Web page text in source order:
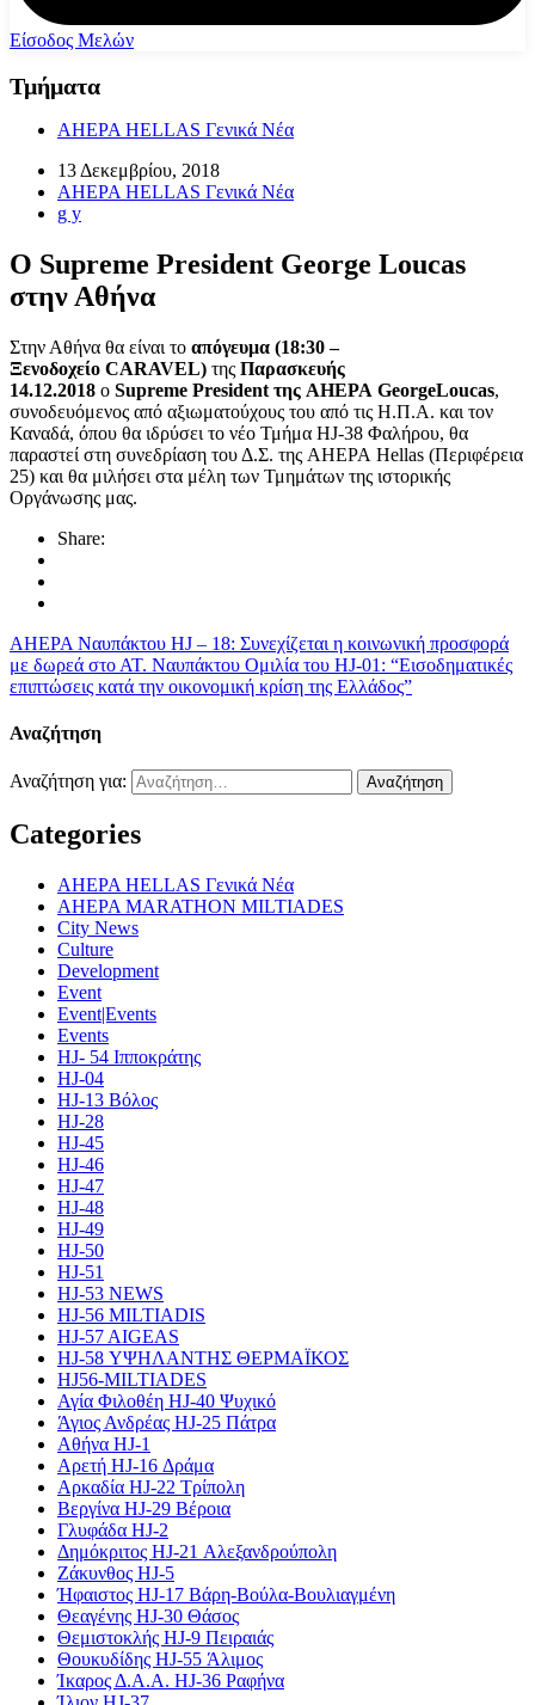
Είσοδος Μελών
Τμήματα
AHEPA HELLAS Γενικά Νέα
13 Δεκεμβρίου, 2018
AHEPA HELLAS Γενικά Νέα
g y
Ο Supreme President George Loucas
στην Αθήνα
Στην Αθήνα θα είναι το απόγευμα (18:30 –
Ξενοδοχείο CARAVEL) της Παρασκευής
14.12.2018 ο Supreme President της AHEPA GeorgeLoucas,
συνοδευόμενος από αξιωματούχους του από τις Η.Π.Α. και τον
Καναδά, όπου θα ιδρύσει το νέο Τμήμα HJ-38 Φαλήρου, θα
παραστεί στη συνεδρίαση του Δ.Σ. της AHEPA Hellas (Περιφέρεια
25) και θα μιλήσει στα μέλη των Τμημάτων της ιστορικής
Οργάνωσης μας.
Share:
ΑHEPA Ναυπάκτου HJ – 18: Συνεχίζεται η κοινωνική προσφορά
με δωρεά στο ΑΤ. Ναυπάκτου Ομιλία του HJ-01: “Εισοδηματικές
επιπτώσεις κατά την οικονομική κρίση της Ελλάδος”
Αναζήτηση
Αναζήτηση για:
Categories
AHEPA HELLAS Γενικά Νέα
AHEPA MARATHON MILTIADES
City News
Culture
Development
Event
Event|Events
Events
HJ- 54 Ιπποκράτης
HJ-04
HJ-13 Βόλος
HJ-28
HJ-45
HJ-46
HJ-47
HJ-48
HJ-49
HJ-50
HJ-51
HJ-53 NEWS
HJ-56 MILTIADIS
HJ-57 AIGEAS
HJ-58 ΥΨΗΛΑΝΤΗΣ ΘΕΡΜΑΪΚΟΣ
HJ56-MILTIADES
Αγία Φιλοθέη HJ-40 Ψυχικό
Άγιος Ανδρέας HJ-25 Πάτρα
Αθήνα HJ-1
Αρετή HJ-16 Δράμα
Αρκαδία HJ-22 Τρίπολη
Βεργίνα HJ-29 Βέροια
Γλυφάδα HJ-2
Δημόκριτος HJ-21 Αλεξανδρούπολη
Ζάκυνθος HJ-5
Ήφαιστος HJ-17 Βάρη-Βούλα-Βουλιαγμένη
Θεαγένης HJ-30 Θάσος
Θεμιστοκλής HJ-9 Πειραιάς
Θουκυδίδης HJ-55 Άλιμος
Ίκαρος Δ.Α.Α. HJ-36 Ραφήνα